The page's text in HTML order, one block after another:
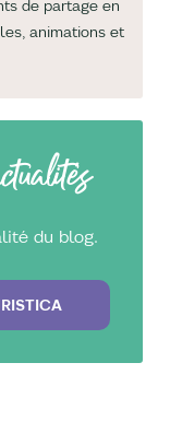
de partage en
animations et
du blog.